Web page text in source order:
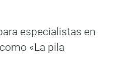
especialistas en
«La pila